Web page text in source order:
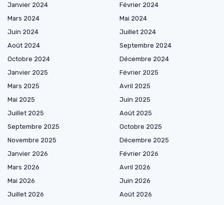
Janvier 2024
Février 2024
Mars 2024
Mai 2024
Juin 2024
Juillet 2024
Août 2024
Septembre 2024
Octobre 2024
Décembre 2024
Janvier 2025
Février 2025
Mars 2025
Avril 2025
Mai 2025
Juin 2025
Juillet 2025
Août 2025
Septembre 2025
Octobre 2025
Novembre 2025
Décembre 2025
Janvier 2026
Février 2026
Mars 2026
Avril 2026
Mai 2026
Juin 2026
Juillet 2026
Août 2026